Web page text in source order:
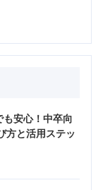
も安心！中卒向
方と活用ステッ